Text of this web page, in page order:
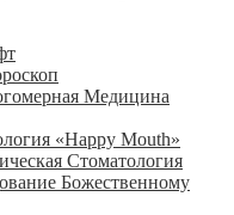
Медицина
«Happy Mouth»
Cтоматология
Божественному